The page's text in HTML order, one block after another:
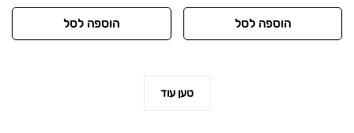
הוספה לסל הוספה לסל
טען עוד